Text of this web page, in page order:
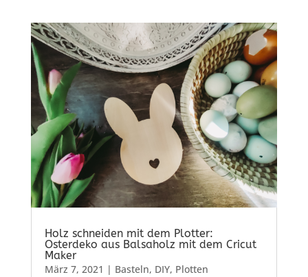
Holz schneiden mit dem Plotter:
Osterdeko aus Balsaholz mit dem Cricut
Maker
März 7, 2021 | Basteln, DIY, Plotten